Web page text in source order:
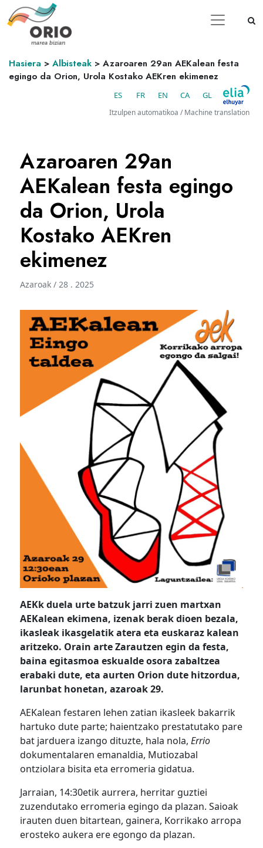
Hasiera > Albisteak > Azaroaren 29an AEKalean festa
egingo da Orion, Urola Kostako AEKren ekimenez
ES FR EN CA GL
Itzulpen automatikoa / Machine translation
Azaroaren 29an
AEKalean festa egingo
da Orion, Urola
Kostako AEKren
ekimenez
Azaroak / 28 . 2025
AEKk duela urte batzuk jarri zuen martxan
AEKalean ekimena, izenak berak dioen bezala,
ikasleak ikasgelatik atera eta euskaraz kalean
aritzeko. Orain arte Zarautzen egin da festa,
baina egitasmoa eskualde osora zabaltzea
erabaki dute, eta aurten Orion dute hitzordua,
larunbat honetan, azaroak 29.
AEKalean festaren lehen zatian ikasleek bakarrik
hartuko dute parte; haientzako prestatutako pare
bat jarduera izango dituzte, hala nola,Errio
dokumentalaren emanaldia, Mutiozabal
ontziolara bisita eta erromeria gidatua.
Jarraian, 14:30etik aurrera, herritar guztiei
zuzendutako erromeria egingo da plazan. Saioak
irauten duen bitartean, gainera, Korrikako arropa
erosteko aukera ere egongo da plazan.